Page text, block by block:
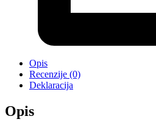
Opis
Recenzije (0)
Deklaracija
Opis